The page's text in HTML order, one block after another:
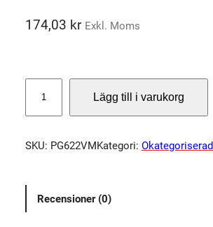
174,03 kr Exkl. Moms
r
v
t
Lägg till i varukorg
SKU: PG622VM Kategori: Okategoriserad
Recensioner (0)